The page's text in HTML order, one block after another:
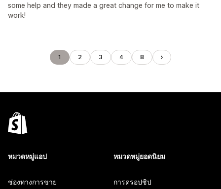
some help and they made a great change for me to make it
work!
1 2 3 4 8
หมวดหมู่แอป
ช่องทางการขาย
หมวดหมู่ยอดนิยม
การดรอปชิป